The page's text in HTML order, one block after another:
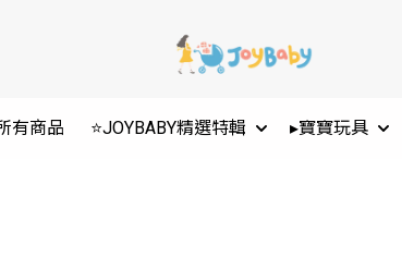
有商品 ⭐JOYBABY精選特輯 ▸寶寶玩具